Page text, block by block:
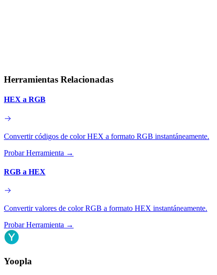
Herramientas Relacionadas
HEX a RGB
Convertir códigos de color HEX a formato RGB instantáneamente.
Probar Herramienta →
RGB a HEX
Convertir valores de color RGB a formato HEX instantáneamente.
Probar Herramienta →
Yoopla